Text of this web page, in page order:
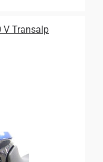
V Transalp